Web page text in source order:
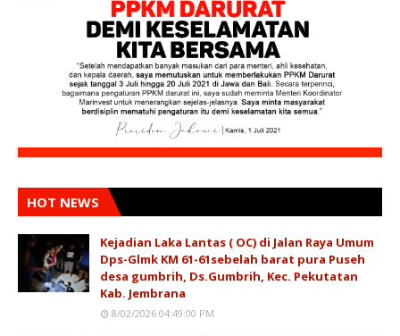
HOT NEWS
Kejadian Laka Lantas ( OC) di Jalan Raya Umum
Dps-Glmk KM 61-61sebelah barat pura Puseh
desa gumbrih, Ds.Gumbrih, Kec. Pekutatan
Kab. Jembrana
8/02/2026 04:49:00 PM